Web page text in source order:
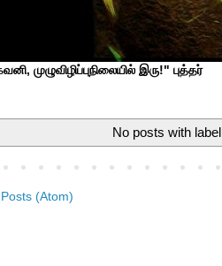
முழுவிழிப்புநிலையில் இரு!" புத்தர்
No posts with label
Posts (Atom)